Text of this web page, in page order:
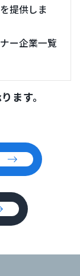
提供しま
ー企業一覧
ます。